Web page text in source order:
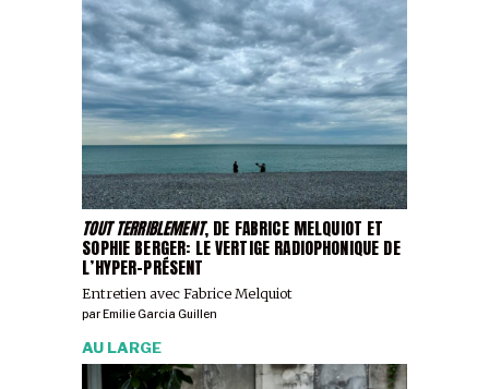
TOUT TERRIBLEMENT, DE FABRICE MELQUIOT ET
SOPHIE BERGER: LE VERTIGE RADIOPHONIQUE DE
L’HYPER-PRÉSENT
Entretien avec Fabrice Melquiot
parEmilie Garcia Guillen
AU LARGE